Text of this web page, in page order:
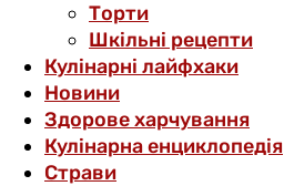
Торти
Шкільні рецепти
Кулінарні лайфхаки
Новини
Здорове харчування
Кулінарна енциклопедія
Страви